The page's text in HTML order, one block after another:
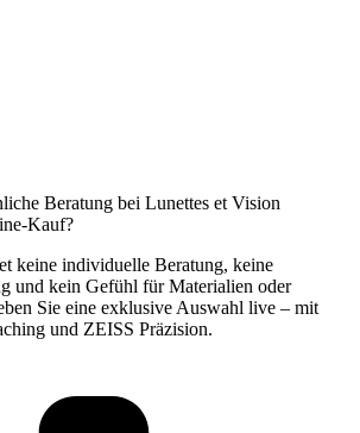
Beratung bei Lunettes et Vision
Kauf?
keine individuelle Beratung, keine
und kein Gefühl für Materialien oder
Sie eine exklusive Auswahl live – mit
und ZEISS Präzision.